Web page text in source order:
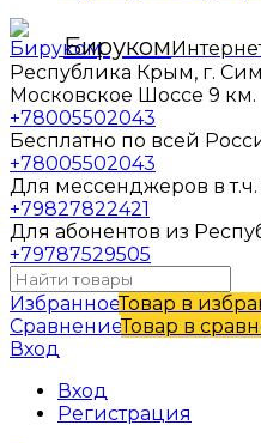
Бируком
Республика Крым, г.
Московское Шоссе 9 км.
+78005502043
Бесплатно по всей
+78005502043
Для мессенджеров в
+79827822421
Для абонентов из
+79787529505
ИзбранноеТовар в
СравнениеТовар в
Вход
Вход
Регистрация